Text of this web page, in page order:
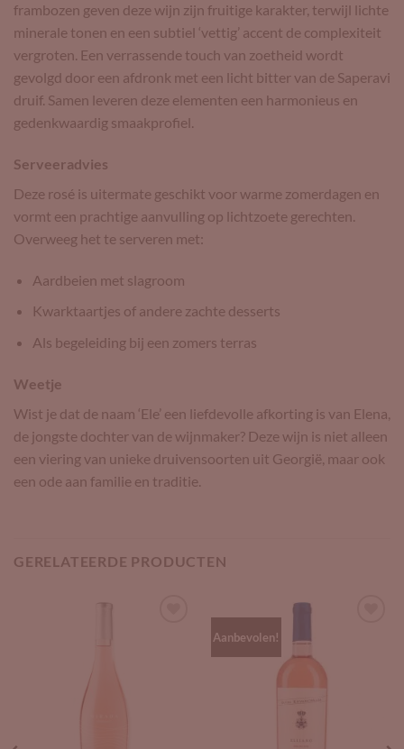
frambozen geven deze wijn zijn fruitige karakter, terwijl lichte
minerale tonen en een subtiel ‘vettig’ accent de complexiteit
vergroten. Een verrassende touch van zoetheid wordt
gevolgd door een afdronk met een licht bitter van de Saperavi
druif. Samen leveren deze elementen een harmonieus en
gedenkwaardig smaakprofiel.
Serveeradvies
Deze rosé is uitermate geschikt voor warme zomerdagen en
vormt een prachtige aanvulling op lichtzoete gerechten.
Overweeg het te serveren met:
Aardbeien met slagroom
Kwarktaartjes of andere zachte desserts
Als begeleiding bij een zomers terras
Weetje
Wist je dat de naam ‘Ele’ een liefdevolle afkorting is van Elena,
de jongste dochter van de wijnmaker? Deze wijn is niet alleen
een viering van unieke druivensoorten uit Georgië, maar ook
een ode aan familie en traditie.
GERELATEERDE PRODUCTEN
Aanbevolen!